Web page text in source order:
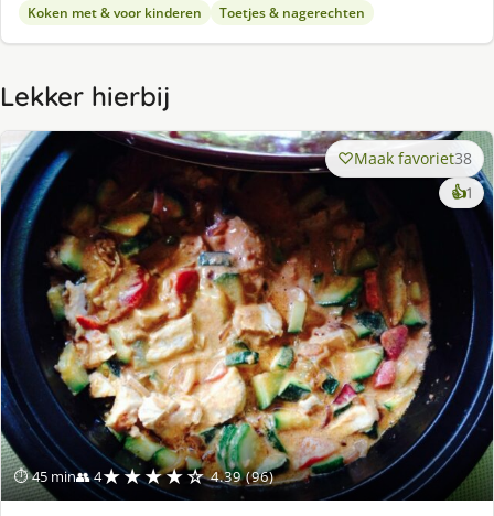
Koken met & voor kinderen Toetjes & nagerechten
Lekker hierbij
⏱ 45 min👥 4★★★★☆ 4.39 (96)
Maak favoriet38
👍1